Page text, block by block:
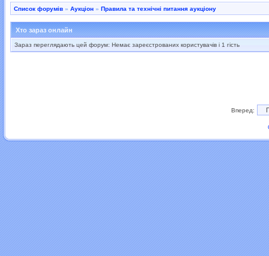
Список форумів » Аукціон » Правила та технічні питання аукціону
Хто зараз онлайн
Зараз переглядають цей форум: Немає зареєстрованих користувачів і 1 гість
Вперед: